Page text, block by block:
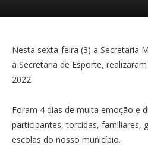
Nesta sexta-feira (3) a Secretaria
a Secretaria de Esporte,
2022.
Foram 4 dias de muita emoção e
participantes, torcidas, familiares,
escolas do nosso município.